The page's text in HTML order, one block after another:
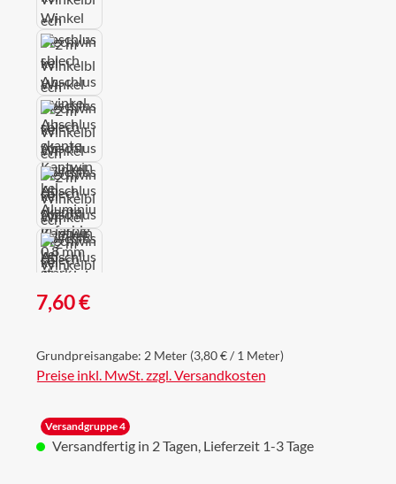
Regulärer Preis:
7,60 €
Grundpreisangabe: 2 Meter (3,80 € / 1 Meter)
Preise inkl. MwSt. zzgl. Versandkosten
Versandgruppe 4
Versandfertig in 2 Tagen, Lieferzeit 1-3 Tage